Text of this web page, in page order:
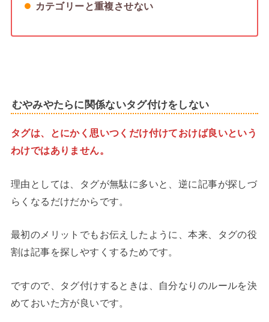
カテゴリーと重複させない
むやみやたらに関係ないタグ付けをしない
タグは、とにかく思いつくだけ付けておけば良いという
わけではありません。
理由としては、タグが無駄に多いと、逆に記事が探しづ
らくなるだけだからです。
最初のメリットでもお伝えしたように、本来、タグの役
割は記事を探しやすくするためです。
ですので、タグ付けするときは、自分なりのルールを決
めておいた方が良いです。